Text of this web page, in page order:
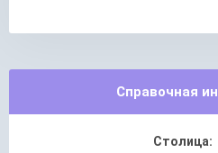
Справочная
Столица: